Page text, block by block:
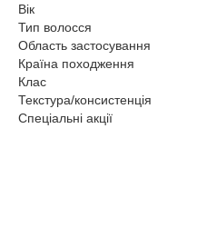
Вік
Тип волосся
Область застосування
Країна походження
Клас
Текстура/консистенція
Спеціальні акції